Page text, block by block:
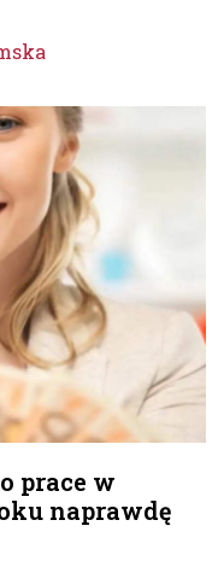
prace w
naprawdę